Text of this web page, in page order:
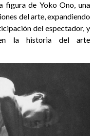
figura de Yoko Ono, una
del arte, expandiendo
del espectador, y
la historia del arte